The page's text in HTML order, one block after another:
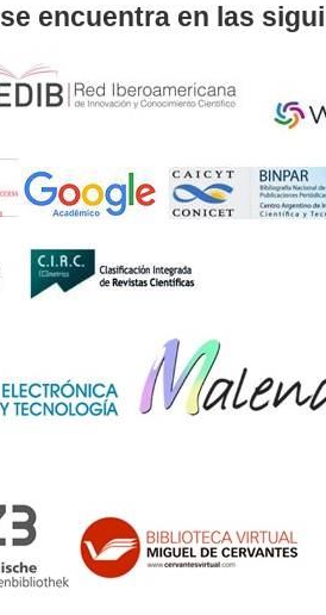
se encuentra en las